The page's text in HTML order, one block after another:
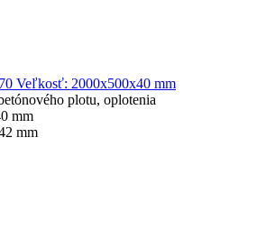
Veľkosť: 2000x500x40 mm
plotu, oplotenia
mm
mm